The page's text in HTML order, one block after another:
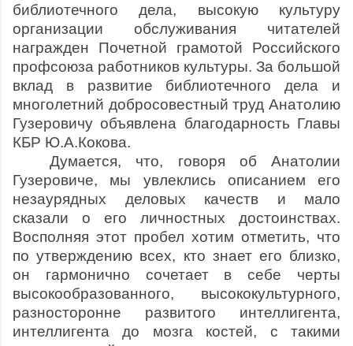
библиотечного дела, высокую культуру
организации обслуживания читателей
награжден Почетной грамотой Российского
профсоюза работников культуры. За большой
вклад в развитие библиотечного дела и
многолетний добросовестный труд Анатолию
Гузеровичу объявлена благодарность Главы
КБР Ю.А.Кокова.
Думается, что, говоря об Анатолии
Гузеровиче, мы увлеклись описанием его
незаурядных деловых качеств и мало
сказали о его личностных достоинствах.
Восполняя этот пробел хотим отметить, что
по утверждению всех, кто знает его близко,
он гармонично сочетает в себе черты
высокообразованного, высококультурного,
разносторонне развитого интеллигента,
интеллигента до мозга костей, с такими